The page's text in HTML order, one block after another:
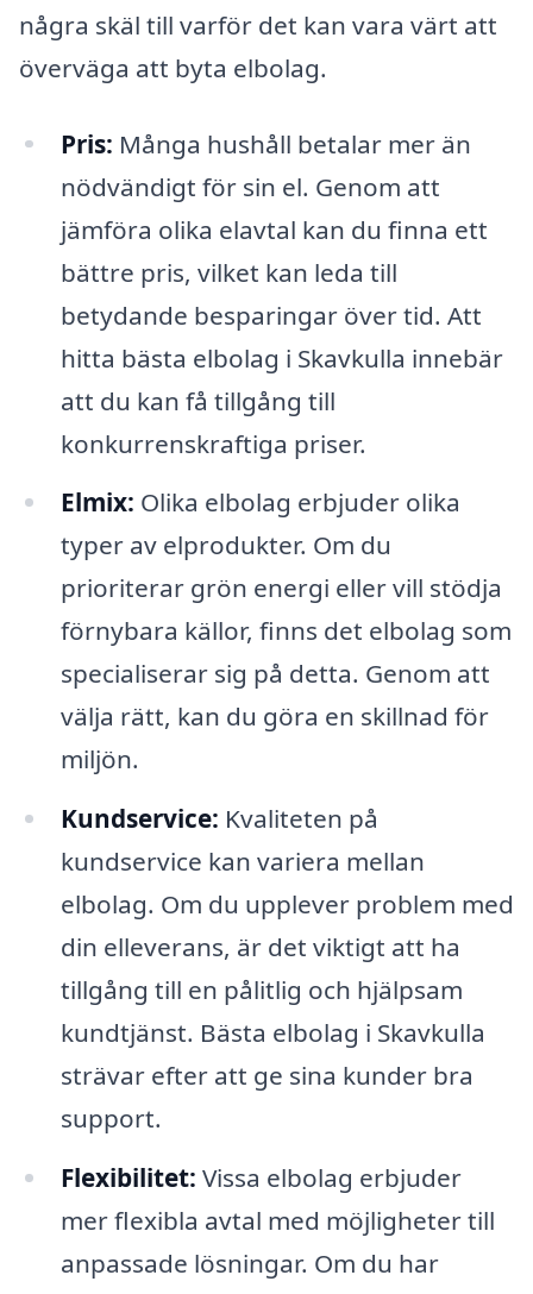
några skäl till varför det kan vara värt att
överväga att byta elbolag.
Pris: Många hushåll betalar mer än
nödvändigt för sin el. Genom att
jämföra olika elavtal kan du finna ett
bättre pris, vilket kan leda till
betydande besparingar över tid. Att
hitta bästa elbolag i Skavkulla innebär
att du kan få tillgång till
konkurrenskraftiga priser.
Elmix: Olika elbolag erbjuder olika
typer av elprodukter. Om du
prioriterar grön energi eller vill stödja
förnybara källor, finns det elbolag som
specialiserar sig på detta. Genom att
välja rätt, kan du göra en skillnad för
miljön.
Kundservice: Kvaliteten på
kundservice kan variera mellan
elbolag. Om du upplever problem med
din elleverans, är det viktigt att ha
tillgång till en pålitlig och hjälpsam
kundtjänst. Bästa elbolag i Skavkulla
strävar efter att ge sina kunder bra
support.
Flexibilitet: Vissa elbolag erbjuder
mer flexibla avtal med möjligheter till
anpassade lösningar. Om du har